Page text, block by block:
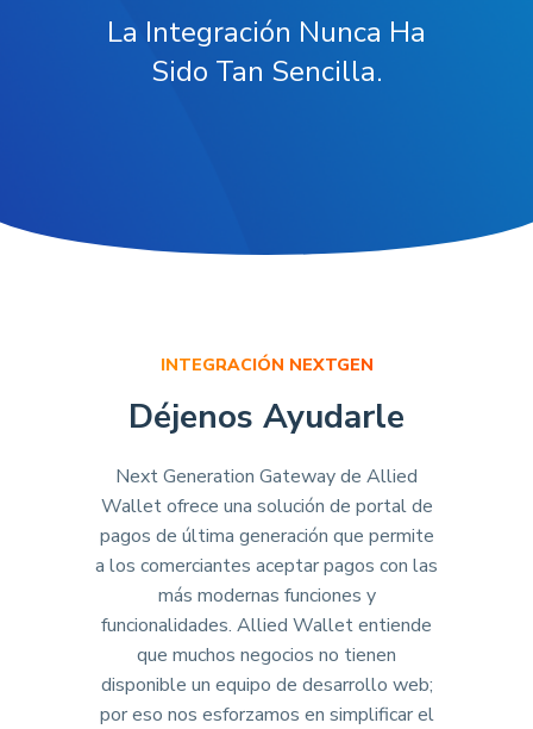
La Integración Nunca Ha
Sido Tan Sencilla.
INTEGRACIÓN NEXTGEN
Déjenos Ayudarle
Next Generation Gateway de Allied
Wallet ofrece una solución de portal de
pagos de última generación que permite
a los comerciantes aceptar pagos con las
más modernas funciones y
funcionalidades. Allied Wallet entiende
que muchos negocios no tienen
disponible un equipo de desarrollo web;
por eso nos esforzamos en simplificar el